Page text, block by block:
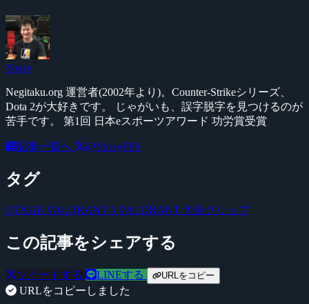
Yossy
Negitaku.org 運営者(2002年より)。Counter-Strikeシリーズ、
Dota 2が大好きです。 じゃがいも、誤字脱字を見つけるのが
苦手です。 第1回 日本eスポーツアワード 功労賞受賞
記事一覧へ @YossyFPS
タグ
UTAGE VALORANT 5 VALORANT 大会クリップ
この記事をシェアする
ツイートする LINEする URLをコピー
URLをコピーしました